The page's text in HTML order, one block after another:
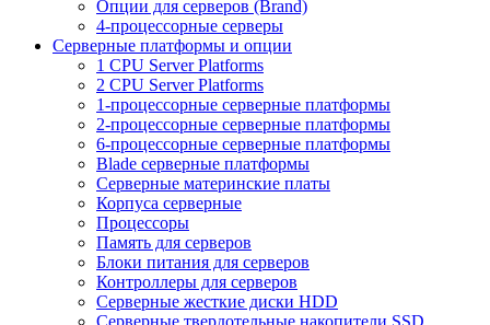
Опции для серверов (Brand)
4-процессорные серверы
Серверные платформы и опции
1 CPU Server Platforms
2 CPU Server Platforms
1-процессорные серверные платформы
2-процессорные серверные платформы
6-процессорные серверные платформы
Blade серверные платформы
Серверные материнские платы
Корпуса серверные
Процессоры
Память для серверов
Блоки питания для серверов
Контроллеры для серверов
Серверные жесткие диски HDD